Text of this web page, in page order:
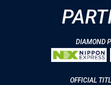
DIAMOND
OFFICIAL